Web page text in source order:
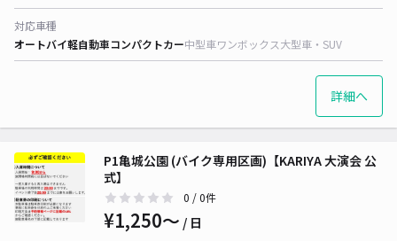
対応車種
オートバイ軽自動車コンパクトカー中型車ワンボックス大型車・SUV
詳細へ
P1亀城公園 (バイク専用区画)【KARIYA 大演会 公
式】
0 / 0件
¥1,250〜 / 日